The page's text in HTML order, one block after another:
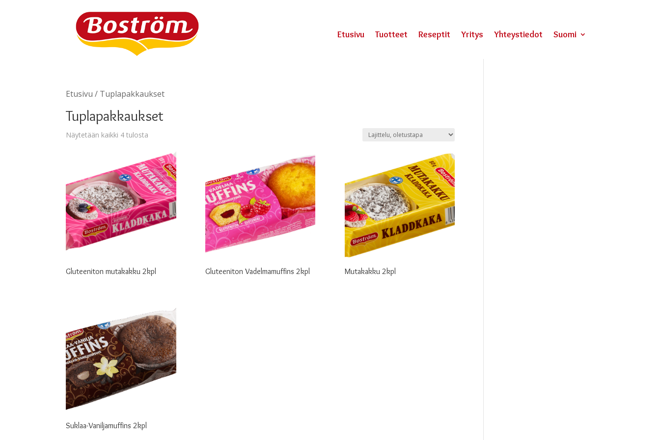
Etusivu Tuotteet Reseptit Yritys Yhteystiedot Suomi
Etusivu / Tuplapakkaukset
Tuplapakkaukset
Näytetään kaikki 4 tulosta
Gluteeniton mutakakku 2kpl Gluteeniton Vadelmamuffins 2kpl Mutakakku 2kpl
Suklaa-Vaniljamuffins 2kpl